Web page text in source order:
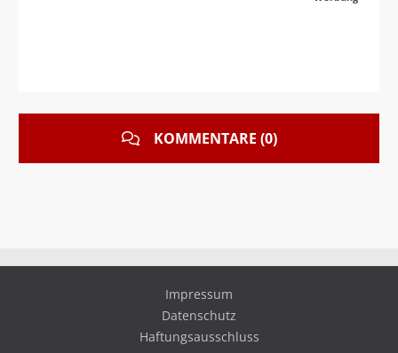
KOMMENTARE (0)
Impressum
Datenschutz
Haftungsausschluss